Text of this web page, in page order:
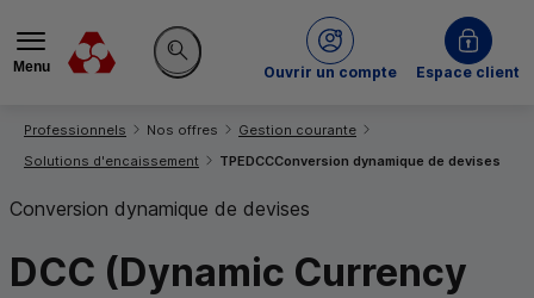
Menu
Rechercher sur le site
Ouvrir un compte
du Crédit MutuelEspace client
Vous êtes ici:
Professionnels Nos offres
Gestion courante
Solutions d'encaissement
TPEDCCConversion dynamique de devises
Conversion dynamique de devises
DCC (Dynamic Currency